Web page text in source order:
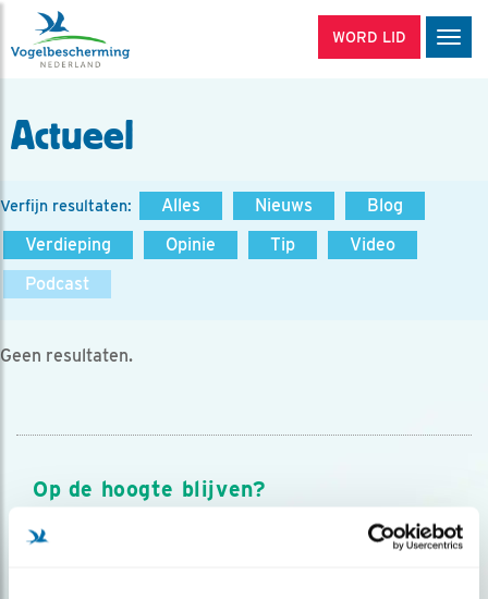
WORD LID
Actueel
Verfijn resultaten: Alles Nieuws
Blog
Verdieping
Opinie Tip
Video
Podcast
Geen resultaten.
Op de hoogte blijven?
Meld je aan en ontvang nieuws, inspiratie, acties en tips
over vogels en activiteiten van Vogelbescherming.